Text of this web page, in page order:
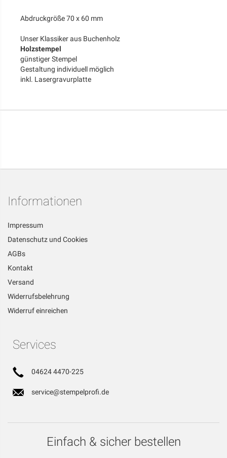
Abdruckgröße 70 x 60 mm
Unser Klassiker aus Buchenholz
Holzstempel
günstiger Stempel
Gestaltung individuell möglich
inkl. Lasergravurplatte
Informationen
Impressum
Datenschutz und Cookies
AGBs
Kontakt
Versand
Widerrufsbelehrung
Widerruf einreichen
Services
04624 4470-225
service@stempelprofi.de
Einfach & sicher bestellen